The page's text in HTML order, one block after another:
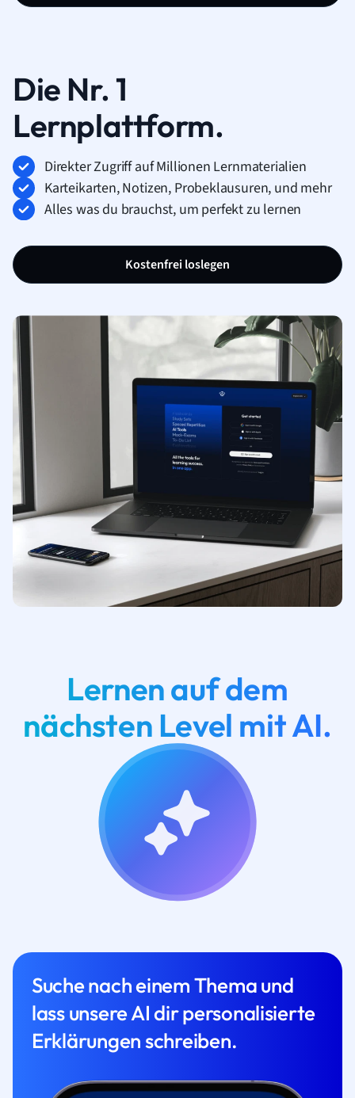
Die Nr. 1
Lernplattform.
Direkter Zugriff auf Millionen Lernmaterialien
Karteikarten, Notizen, Probeklausuren, und mehr
Alles was du brauchst, um perfekt zu lernen
Kostenfrei loslegen
Lernen auf dem
nächsten Level mit AI.
Suche nach einem Thema und
lass unsere AI dir personalisierte
Erklärungen schreiben.